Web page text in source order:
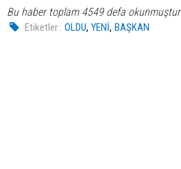
Bu haber toplam 4549 defa okunmuştur
Etiketler : OLDU,YENİ,BAŞKAN